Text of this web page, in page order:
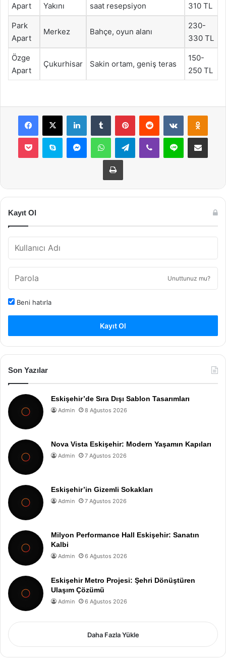
Apart
Yakını
saat resepsiyon
310 TL
Park
Apart
Merkez Bahçe, oyun alanı
230-
330 TL
Özge
Apart
Çukurhisar Sakin ortam, geniş teras
150-
250 TL
Facebook
X LinkedInTumblr PinterestReddit VKontakte
Pocket Skype MessengerWhatsAppTelegramViber Line E-Posta ile
Yazdır
Kayıt Ol
Unuttunuz mu?
Beni hatırla
Kayıt Ol
Son Yazılar
Eskişehir’de Sıra Dışı Sablon Tasarımları
Admin 8 Ağustos 2026
Nova Vista Eskişehir: Modern Yaşamın Kapıları
Admin 7 Ağustos 2026
Eskişehir’in Gizemli Sokakları
Admin 7 Ağustos 2026
Milyon Performance Hall Eskişehir: Sanatın
Kalbi
Admin 6 Ağustos 2026
Eskişehir Metro Projesi: Şehri Dönüştüren
Ulaşım Çözümü
Admin 6 Ağustos 2026
Daha Fazla Yükle